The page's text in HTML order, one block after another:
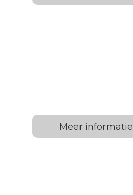
Meer informatie